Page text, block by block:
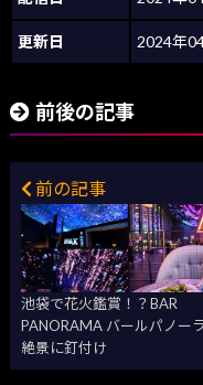
更新日 2024年
前後の記事
前の記事
池袋で花火鑑賞！？BAR
PANORAMA バールパノー
絶景に釘付け